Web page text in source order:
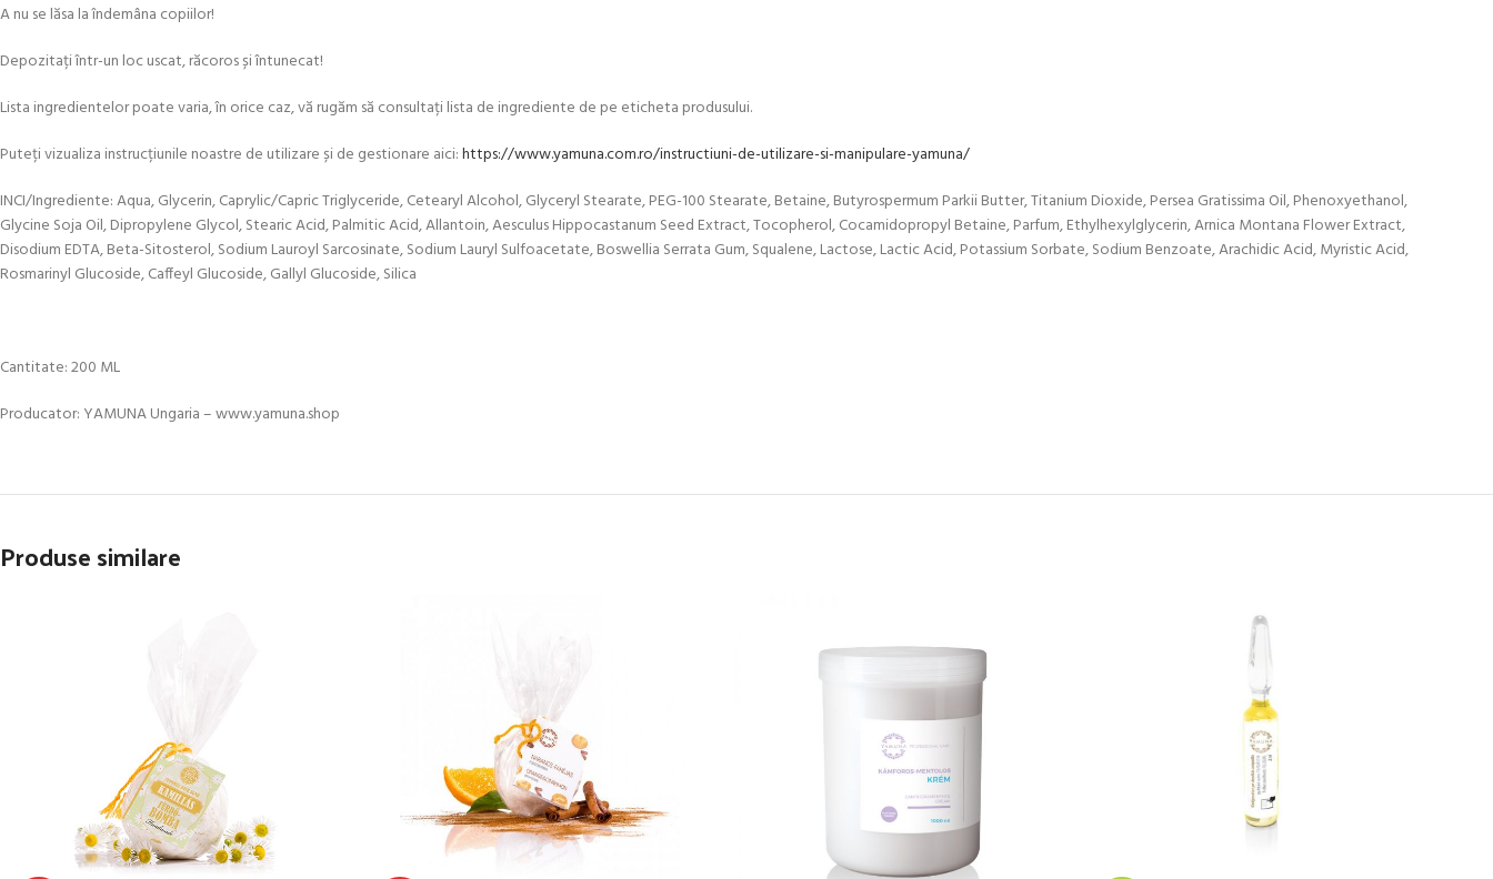
A nu se lăsa la îndemâna copiilor!
Depozitați într-un loc uscat, răcoros și întunecat!
Lista ingredientelor poate varia, în orice caz, vă rugăm să consultați lista de ingrediente de pe eticheta produsului.
Puteți vizualiza instrucțiunile noastre de utilizare și de gestionare aici:https://www.yamuna.com.ro/instructiuni-de-utilizare-si-manipulare-yamuna/
INCI/Ingrediente:Aqua, Glycerin, Caprylic/Capric Triglyceride, Cetearyl Alcohol, Glyceryl Stearate, PEG-100 Stearate, Betaine, Butyrospermum Parkii Butter, Titanium Dioxide, Persea Gratissima Oil, Phenoxyethanol,
Glycine Soja Oil, Dipropylene Glycol, Stearic Acid, Palmitic Acid, Allantoin, Aesculus Hippocastanum Seed Extract, Tocopherol, Cocamidopropyl Betaine, Parfum, Ethylhexylglycerin, Arnica Montana Flower Extract,
Disodium EDTA, Beta-Sitosterol, Sodium Lauroyl Sarcosinate, Sodium Lauryl Sulfoacetate, Boswellia Serrata Gum, Squalene, Lactose, Lactic Acid, Potassium Sorbate, Sodium Benzoate, Arachidic Acid, Myristic Acid,
Rosmarinyl Glucoside, Caffeyl Glucoside, Gallyl Glucoside, Silica
Cantitate: 200 ML
Producator: YAMUNA Ungaria – www.yamuna.shop
Produse similare